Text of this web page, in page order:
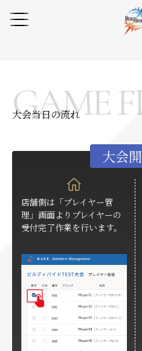
GAME
大会当日の流れ
大会
店舗側は「プレイヤー管
理」画面よりプレイヤーの
受付完了作業を行います。